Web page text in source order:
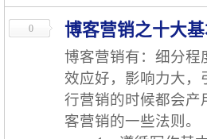
0 博客营销之十大基
博客营销有：细分程
效应好，影响力大
行营销的时候都会产
客营销的一些法则。